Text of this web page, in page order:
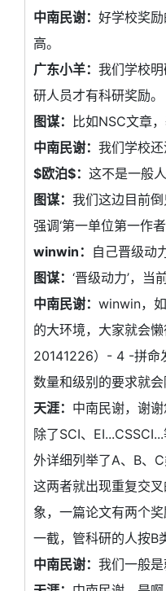
中南民谢： 好学校奖
高。
广东小羊： 我们学校
研人员才有科研奖励。
图谋： 比如NSC文章
中南民谢： 我们学校还
$欧泊$： 这不是一般
图谋： 我们这边目前倒
强调‘第一单位第一作者’
winwin： 自己晋级动
图谋： ‘晋级动力’，当
中南民谢： winwin，
的大环境，大家就会
20141226）- 4 -拼命
数量和级别的要求就会
天涯： 中南民谢，谢
除了SCI、
外详细列举了A、B、
这两者就出现重复交
象，一篇论文有两个
一截，管科研的人按B
中南民谢： 我们一般是